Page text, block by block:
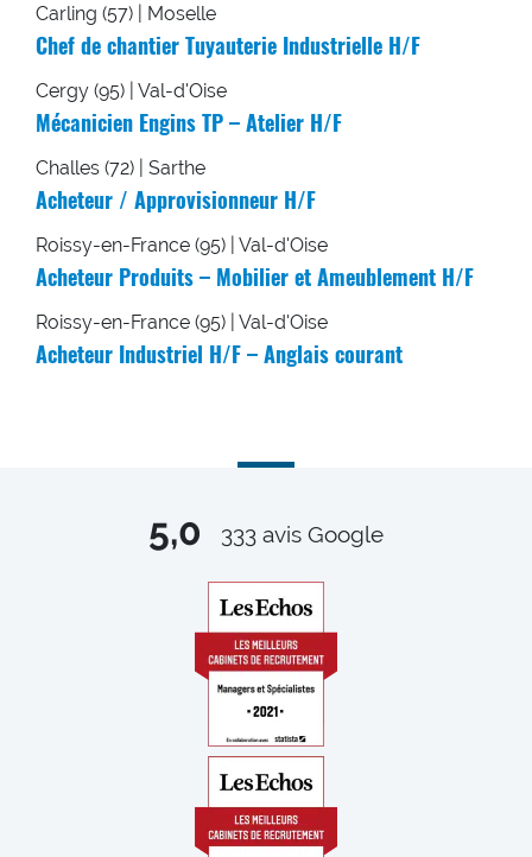
Carling (57) | Moselle
Chef de chantier Tuyauterie Industrielle H/F
Cergy (95) | Val-d'Oise
Mécanicien Engins TP – Atelier H/F
Challes (72) | Sarthe
Acheteur / Approvisionneur H/F
Roissy-en-France (95) | Val-d'Oise
Acheteur Produits – Mobilier et Ameublement H/F
Roissy-en-France (95) | Val-d'Oise
Acheteur Industriel H/F – Anglais courant
5,0 333 avis Google